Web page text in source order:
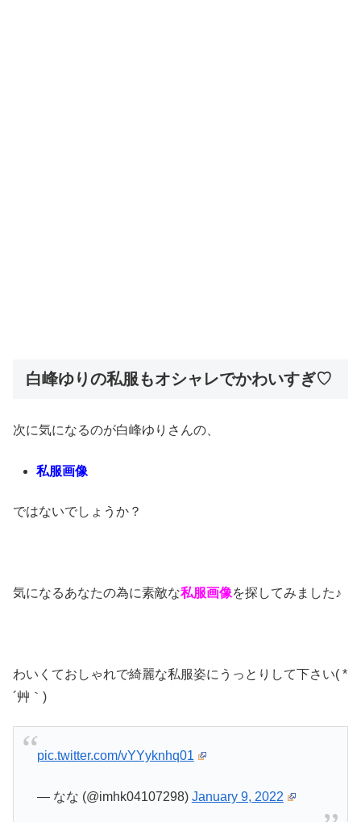
白峰ゆりの私服もオシャレでかわいすぎ♡
次に気になるのが白峰ゆりさんの、
私服画像
ではないでしょうか？
気になるあなたの為に素敵な私服画像を探してみました♪
わいくておしゃれで綺麗な私服姿にうっとりして下さい( *
´艸｀)
pic.twitter.com/vYYyknhq01
— なな (@imhk04107298) January 9, 2022